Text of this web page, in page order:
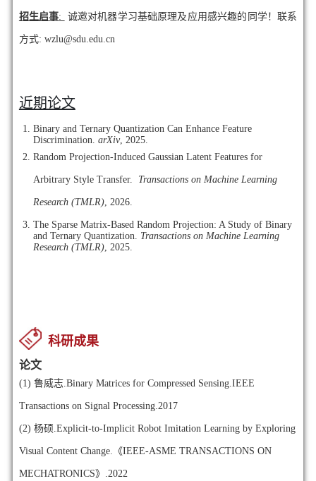
招生启事: 诚邀对机器学习基础原理及应用感兴趣的同学！联系
方式: wzlu@sdu.edu.cn
近期论文
Binary and Ternary Quantization Can Enhance Feature
Discrimination arXiv, 2025.
Random Projection-Induced Gaussian Latent Features for
Arbitrary Style Transfer. Transactions on Machine Learning
Research (TMLR), 2026.
The Sparse Matrix-Based Random Projection: A Study of Binary
and Ternary Quantization
Transactions on Machine Learning
Research (TMLR), 2025.
科研成果
论文
(1) 鲁威志.Binary Matrices for Compressed Sensing.IEEE
Transactions on Signal Processing.2017
(2) 杨硕.Explicit-to-Implicit Robot Imitation Learning by Exploring
Visual Content Change.《IEEE-ASME TRANSACTIONS ON
MECHATRONICS》.2022